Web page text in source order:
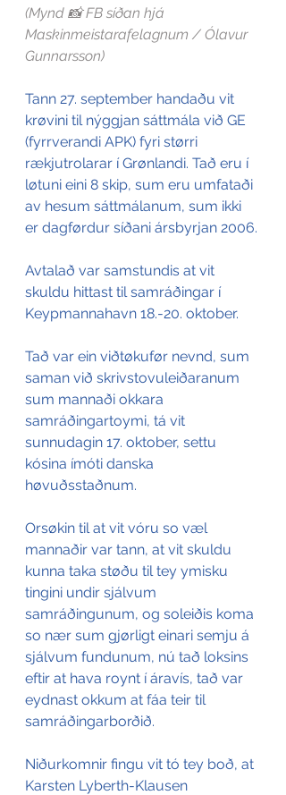
(Mynd 📸 FB síðan hjá
Maskinmeistarafelagnum / Ólavur
Gunnarsson)
Tann 27. september handaðu vit
krøvini til nýggjan sáttmála við GE
(fyrrverandi APK) fyri størri
rækjutrolarar í Grønlandi. Tað eru í
løtuni eini 8 skip, sum eru umfataði
av hesum sáttmálanum, sum ikki
er dagførdur síðani ársbyrjan 2006.
Avtalað var samstundis at vit
skuldu hittast til samráðingar í
Keypmannahavn 18.-20. oktober.
Tað var ein viðtøkufør nevnd, sum
saman við skrivstovuleiðaranum
sum mannaði okkara
samráðingartoymi, tá vit
sunnudagin 17. oktober, settu
kósina ímóti danska
høvuðsstaðnum.
Orsøkin til at vit vóru so væl
mannaðir var tann, at vit skuldu
kunna taka støðu til tey ymisku
tingini undir sjálvum
samráðingunum, og soleiðis koma
so nær sum gjørligt einari semju á
sjálvum fundunum, nú tað loksins
eftir at hava roynt í áravís, tað var
eydnast okkum at fáa teir til
samráðingarborðið.
Niðurkomnir fingu vit tó tey boð, at
Karsten Lyberth-Klausen